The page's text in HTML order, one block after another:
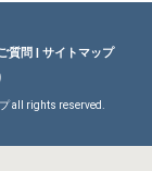
質問 | サイトマップ
all rights reserved.